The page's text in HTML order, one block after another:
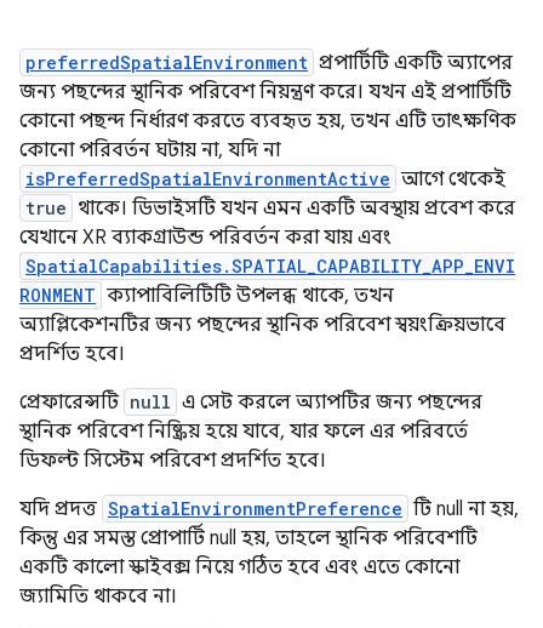
preferredSpatialEnvironment প্রপার্টিটি একটি অ্যাপের
জন্য পছন্দের স্থানিক পরিবেশ নিয়ন্ত্রণ করে। যখন এই প্রপার্টিটি
কোনো পছন্দ নির্ধারণ করতে ব্যবহৃত হয়, তখন এটি তাৎক্ষণিক
কোনো পরিবর্তন ঘটায় না, যদি না
isPreferredSpatialEnvironmentActive আগে থেকেই
true থাকে। ডিভাইসটি যখন এমন একটি অবস্থায় প্রবেশ করে
যেখানে XR ব্যাকগ্রাউন্ড পরিবর্তন করা যায় এবং
SpatialCapabilities.SPATIAL_CAPABILITY_APP_ENVI
RONMENT ক্যাপাবিলিটিটি উপলব্ধ থাকে, তখন
অ্যাপ্লিকেশনটির জন্য পছন্দের স্থানিক পরিবেশ স্বয়ংক্রিয়ভাবে
প্রদর্শিত হবে।
প্রেফারেন্সটি null এ সেট করলে অ্যাপটির জন্য পছন্দের
স্থানিক পরিবেশ নিষ্ক্রিয় হয়ে যাবে, যার ফলে এর পরিবর্তে
ডিফল্ট সিস্টেম পরিবেশ প্রদর্শিত হবে।
যদি প্রদত্ত SpatialEnvironmentPreference টি null না হয়,
কিন্তু এর সমস্ত প্রোপার্টি null হয়, তাহলে স্থানিক পরিবেশটি
একটি কালো স্কাইবক্স নিয়ে গঠিত হবে এবং এতে কোনো
জ্যামিতি থাকবে না।